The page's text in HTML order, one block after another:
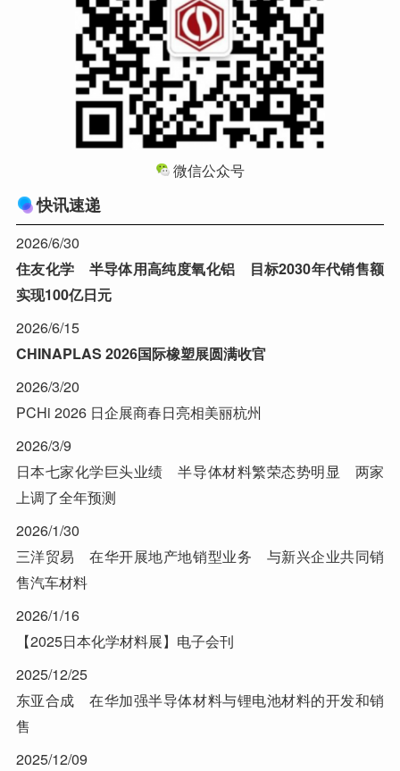
微信公众号
快讯速递
2026/6/30
住友化学 半导体用高纯度氧化铝 目标2030年代销售额
实现100亿日元
2026/6/15
CHINAPLAS 2026国际橡塑展圆满收官
2026/3/20
PCHi 2026 日企展商春日亮相美丽杭州
2026/3/9
日本七家化学巨头业绩 半导体材料繁荣态势明显 两家
上调了全年预测
2026/1/30
三洋贸易 在华开展地产地销型业务 与新兴企业共同销
售汽车材料
2026/1/16
【2025日本化学材料展】电子会刊
2025/12/25
东亚合成 在华加强半导体材料与锂电池材料的开发和销
售
2025/12/09